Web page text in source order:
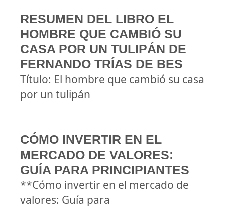
RESUMEN DEL LIBRO EL
HOMBRE QUE CAMBIÓ SU
CASA POR UN TULIPÁN DE
FERNANDO TRÍAS DE BES
Título: El hombre que cambió su casa
por un tulipán
CÓMO INVERTIR EN EL
MERCADO DE VALORES:
GUÍA PARA PRINCIPIANTES
**Cómo invertir en el mercado de
valores: Guía para